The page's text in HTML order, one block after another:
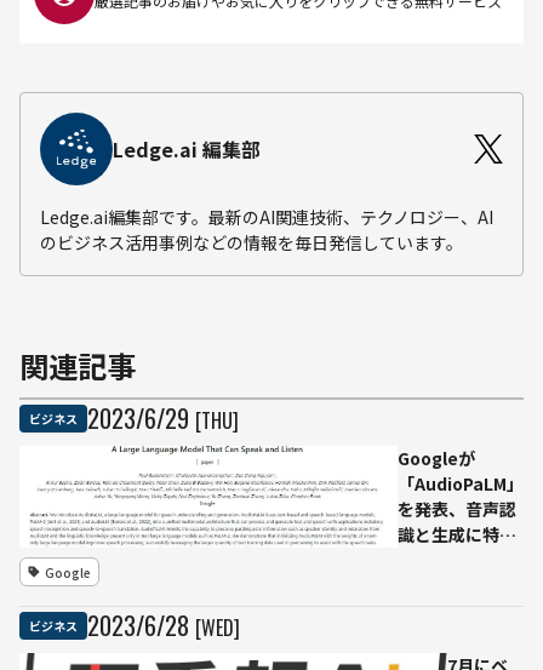
Ledge.ai 編集部
Ledge.ai編集部です。最新のAI関連技術、テクノロジー、AI
のビジネス活用事例などの情報を毎日発信しています。
関連記事
ビジネス 2023/6/29 [THU]
Googleが
「AudioPaLM」
を発表、音声認
識と生成に特化
Google
ビジネス 2023/6/28 [WED]
7月にベ